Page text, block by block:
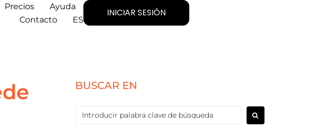
Precios
Ayuda
Contacto
ES
INICIAR SESIÓN
BUSCAR EN